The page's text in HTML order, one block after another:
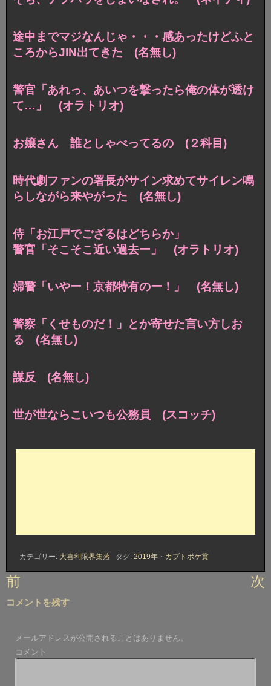
途中までマジなんじゃ・・・感あったけどふと
ころからJIN出てきた (名無し)
警官「あれっ、あいつを撃ったら俺の体が透け
て…」 (オラトリオ)
お嬢さん 誰としゃべってるの (２科目)
時代劇ファンの署長がサイン求めてサイレン鳴
らしながら来やがった (名無し)
侍「お江戸でござるはどちらか」
警官「そこそこ近い過去ー」 (オラトリオ)
婦警「いやー！京都特有のー！」 (名無し)
警察「くせものだ！」とか寄せた言い方しお
る (名無し)
謀反 (名無し)
世が世ならこいつも公務員 (スコッチ)
カテゴリー: 大喜利限界集落 タグ: 2019年 ・ カブトボケ賞
投
ナ
ゲ
ー
前 次
コメントを残す
メールアドレスが公開されることはありません。
コメント